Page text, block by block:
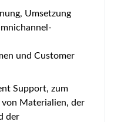
Umsetzung
und Customer
Support, zum
von Materialien, der
der